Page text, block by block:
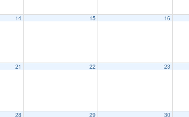
14 15 16
21 22 23
28 29 30